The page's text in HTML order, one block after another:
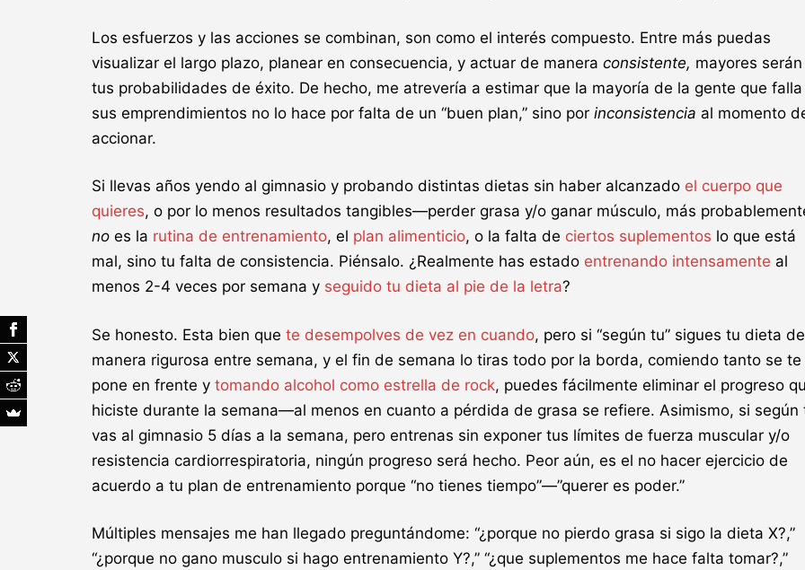
Los esfuerzos y las acciones se combinan, son como el interés compuesto. Entre más puedas
visualizar el largo plazo, planear en consecuencia, y actuar de manera consistente, mayores serán
tus probabilidades de éxito. De hecho, me atrevería a estimar que la mayoría de la gente que falla
sus emprendimientos no lo hace por falta de un “buen plan,” sino por inconsistencia al momento
accionar.
Si llevas años yendo al gimnasio y probando distintas dietas sin haber alcanzado el cuerpo que
quieres, o por lo menos resultados tangibles—perder grasa y/o ganar músculo, más
no es la rutina de entrenamiento, el plan alimenticio, o la falta de ciertos suplementos lo que está
mal, sino tu falta de consistencia. Piénsalo. ¿Realmente has estado entrenando intensamente al
menos 2-4 veces por semana y seguido tu dieta al pie de la letra?
Se honesto. Esta bien que te desempolves de vez en cuando, pero si “según tu” sigues tu dieta de
manera rigurosa entre semana, y el fin de semana lo tiras todo por la borda, comiendo tanto se te
pone en frente y tomando alcohol como estrella de rock, puedes fácilmente eliminar el progreso
hiciste durante la semana—al menos en cuanto a pérdida de grasa se refiere. Asimismo, si según
vas al gimnasio 5 días a la semana, pero entrenas sin exponer tus límites de fuerza muscular y/o
resistencia cardiorrespiratoria, ningún progreso será hecho. Peor aún, es el no hacer ejercicio de
acuerdo a tu plan de entrenamiento porque “no tienes tiempo”—”querer es poder.”
Múltiples mensajes me han llegado preguntándome: “¿porque no pierdo grasa si sigo la dieta X?,”
“¿porque no gano musculo si hago entrenamiento Y?,” “¿que suplementos me hace falta tomar?,”